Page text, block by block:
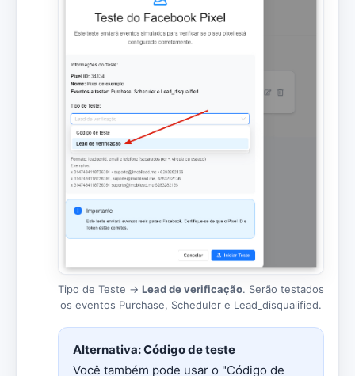
Tipo de Teste → Lead de verificação. Serão testados
os eventos Purchase, Scheduler e Lead_disqualified.
Alternativa: Código de teste
Você também pode usar o "Código de